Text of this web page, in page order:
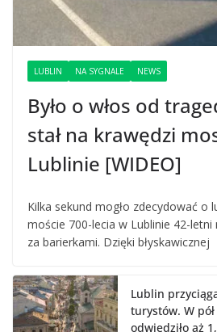
LUBLIN NA SYGNALE NEWS
Było o włos od
stał na krawędzi
Lublinie [WIDEO]
Kilka sekund mogło zdecydować o
moście 700-lecia w Lublinie 42-letni
za barierkami. Dzięki błyskawicznej
Lublin
turystów. W
odwiedziło aż